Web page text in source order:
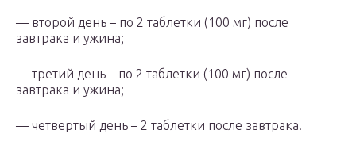
— второй день – по 2 таблетки (100 мг) после
завтрака и ужина;
— третий день – по 2 таблетки (100 мг) после
завтрака и ужина;
— четвертый день – 2 таблетки после завтрака.